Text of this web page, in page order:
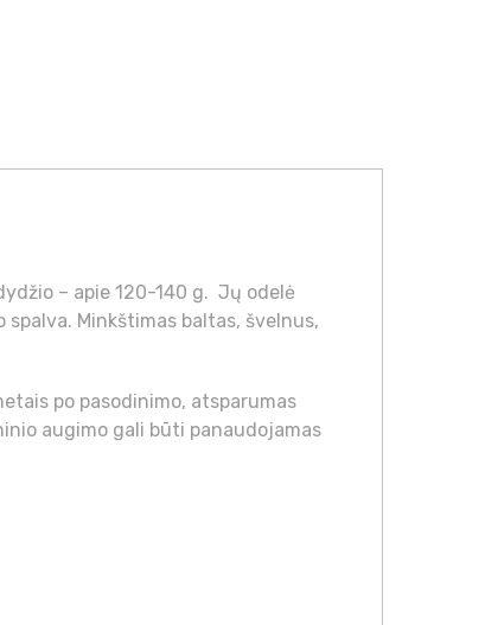
– apie 120-140 g. Jų odelė
Minkštimas baltas, švelnus,
po pasodinimo, atsparumas
augimo gali būti panaudojamas